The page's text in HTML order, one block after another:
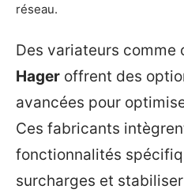
réseau.
Des variateurs comme
Hager offrent des
avancées pour
Ces fabricants
fonctionnalités
surcharges et